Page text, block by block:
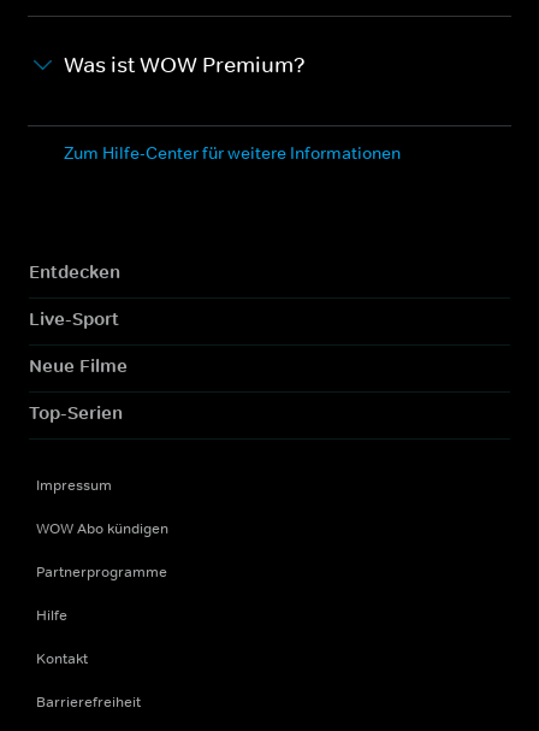
Was ist WOW Premium?
Zum Hilfe-Center für weitere Informationen
Entdecken
Live-Sport
Neue Filme
Top-Serien
Impressum
WOW Abo kündigen
Partnerprogramme
Hilfe
Kontakt
Barrierefreiheit